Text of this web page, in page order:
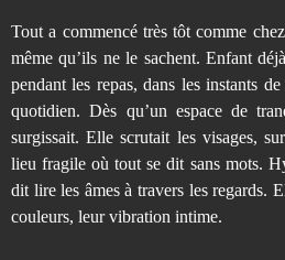
i
n
–
a
Tout a commencé très tôt comme
même qu’ils ne le sachent. Enfant
pendant les repas, dans les instants
quotidien. Dès qu’un espace de
surgissait. Elle scrutait les visages,
lieu fragile où tout se dit sans mots.
dit lire les âmes à travers les regards.
couleurs, leur vibration intime.